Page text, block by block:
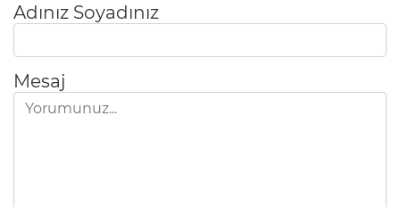
Adınız Soyadınız
Mesaj